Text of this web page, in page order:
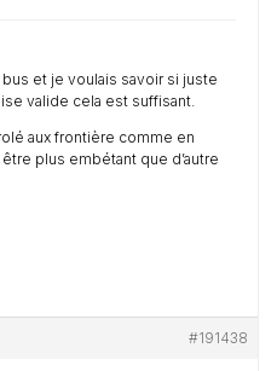
et je voulais savoir si juste
valide cela est suffisant.
aux frontière comme en
plus embétant que d’autre
#191438